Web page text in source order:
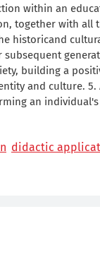
within an
together with all
historicand
building a
and culture.
an
didactic